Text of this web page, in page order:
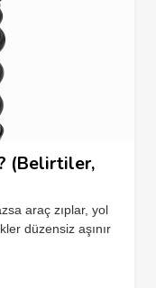
(Belirtiler,
araç zıplar, yol
düzensiz aşınır